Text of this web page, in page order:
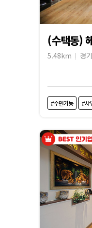
(수택동)
5.48km 경
#수면가능 #샤